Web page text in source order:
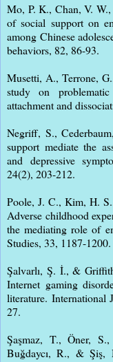
Mo, P. K., Chan, V.
of social support on
among Chinese
behaviors, 82, 86-93.
Musetti, A., Terrone,
study on
attachment and
Negriff, S.,
support mediate the
and depressive
24(2), 203-212.
Poole, J. C., Kim, H.
Adverse childhood
the mediating role of
Studies, 33, 1187-1200.
Şalvarlı, Ş. İ., &
Internet gaming
literature.
27.
Şaşmaz, T., Öner,
Buğdaycı, R., & Şiş,